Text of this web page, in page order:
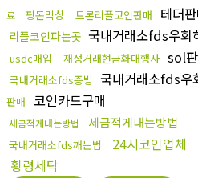
료
핑돈믹싱 트론리플코인판매 테더
리플코인파는곳 국내거래소fds우회
usdc매입 재정거래현금화대행사 sol
국내거래소fds증빙 국내거래소fds우
판매 코인카드구매
세금적게내는방법 세금적게내는방법
국내거래소fds깨는법
24시코인업체
횡령세탁